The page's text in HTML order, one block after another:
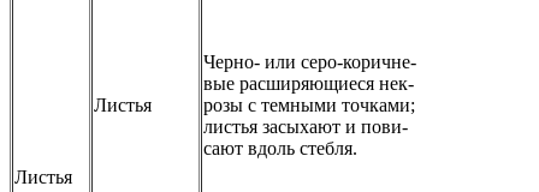
Листья
Листья
Черно- или серо-коричне-
вые расширяющиеся нек-
розы с темными точками;
листья засыхают и пови-
сают вдоль стебля.